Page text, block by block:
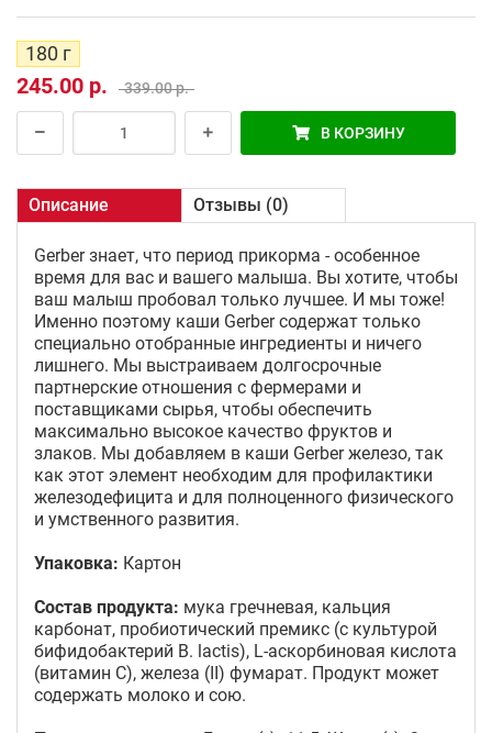
180 г
245.00 р. 339.00 р.
В КОРЗИНУ
Описание Отзывы (0)
Gerber знает, что период прикорма - особенное
время для вас и вашего малыша. Вы хотите, чтобы
ваш малыш пробовал только лучшее. И мы тоже!
Именно поэтому каши Gerber содержат только
специально отобранные ингредиенты и ничего
лишнего. Мы выстраиваем долгосрочные
партнерские отношения с фермерами и
поставщиками сырья, чтобы обеспечить
максимально высокое качество фруктов и
злаков. Мы добавляем в каши Gerber железо, так
как этот элемент необходим для профилактики
железодефицита и для полноценного физического
и умственного развития.
Упаковка: Картон
Состав продукта: мука гречневая, кальция
карбонат, пробиотический премикс (с культурой
бифидобактерий B. lactis), L-аскорбиновая кислота
(витамин С), железа (II) фумарат. Продукт может
содержать молоко и сою.